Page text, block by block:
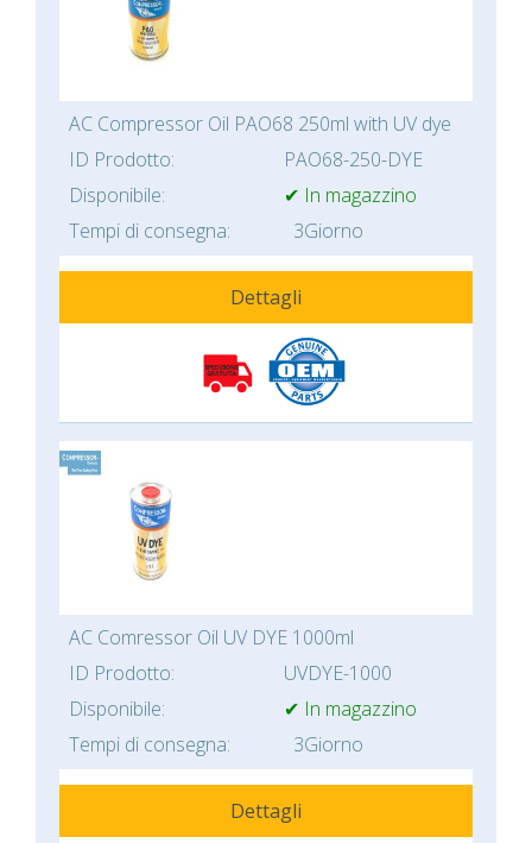
AC Compressor Oil PAO68 250ml with UV dye
ID Prodotto:
PAO68-250-DYE
Disponibile:
✔ In magazzino
Tempi di consegna:
3Giorno
Dettagli
AC Comressor Oil UV DYE 1000ml
ID Prodotto:
UVDYE-1000
Disponibile:
✔ In magazzino
Tempi di consegna:
3Giorno
Dettagli